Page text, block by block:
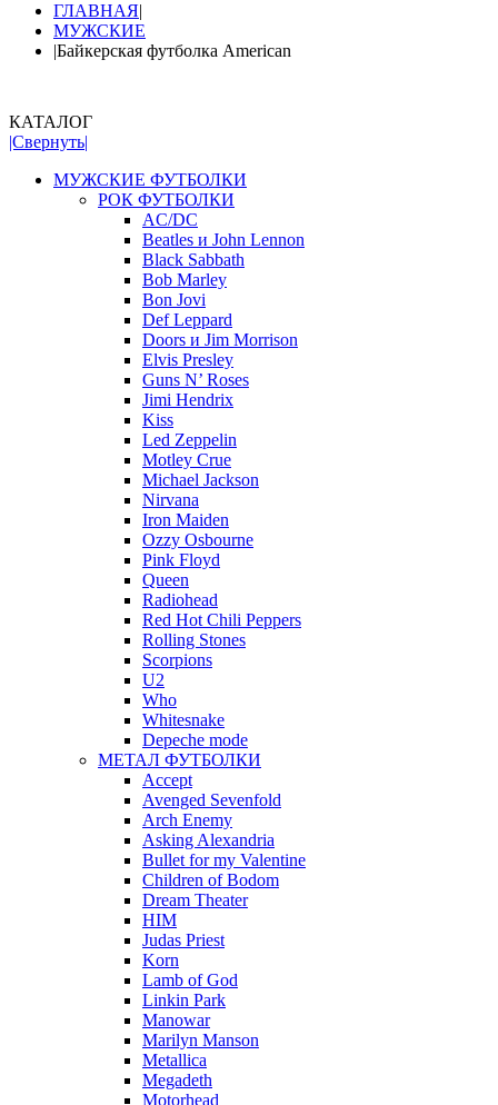
ГЛАВНАЯ|
МУЖСКИЕ
|Байкерская футболка American
КАТАЛОГ
|Свернуть|
МУЖСКИЕ ФУТБОЛКИ
РОК ФУТБОЛКИ
AC/DC
Beatles и John Lennon
Black Sabbath
Bob Marley
Bon Jovi
Def Leppard
Doors и Jim Morrison
Elvis Presley
Guns N’ Roses
Jimi Hendrix
Kiss
Led Zeppelin
Motley Crue
Michael Jackson
Nirvana
Iron Maiden
Ozzy Osbourne
Pink Floyd
Queen
Radiohead
Red Hot Chili Peppers
Rolling Stones
Scorpions
U2
Who
Whitesnake
Depeche mode
МЕТАЛ ФУТБОЛКИ
Accept
Avenged Sevenfold
Arch Enemy
Asking Alexandria
Bullet for my Valentine
Children of Bodom
Dream Theater
HIM
Judas Priest
Korn
Lamb of God
Linkin Park
Manowar
Marilyn Manson
Metallica
Megadeth
Motorhead